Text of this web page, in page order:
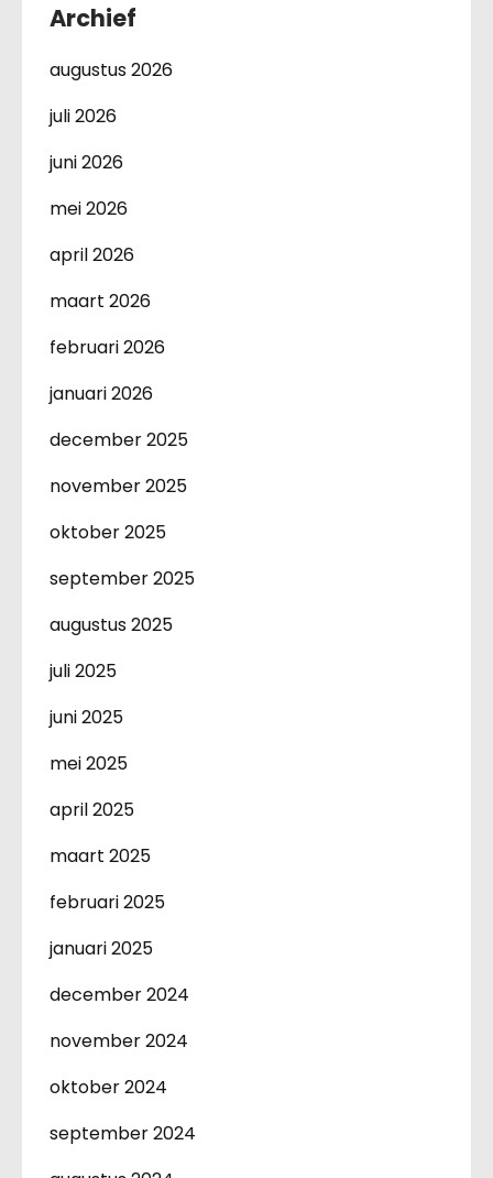
Archief
augustus 2026
juli 2026
juni 2026
mei 2026
april 2026
maart 2026
februari 2026
januari 2026
december 2025
november 2025
oktober 2025
september 2025
augustus 2025
juli 2025
juni 2025
mei 2025
april 2025
maart 2025
februari 2025
januari 2025
december 2024
november 2024
oktober 2024
september 2024